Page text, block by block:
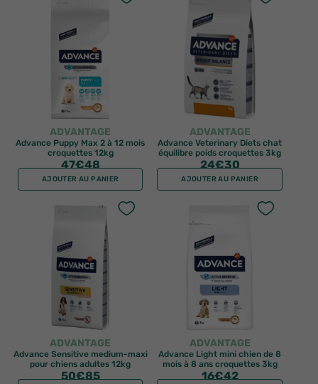
ADVANTAGE
Advance Puppy Max 2 à 12 mois
croquettes 12kg
47€48
AJOUTER AU PANIER
ADVANTAGE
Advance Veterinary Diets chat
équilibre poids croquettes 3kg
24€30
AJOUTER AU PANIER
ADVANTAGE
Advance Sensitive medium-maxi
pour chiens adultes 12kg
50€85
ADVANTAGE
Advance Light mini chien de 8
mois à 8 ans croquettes 3kg
16€42